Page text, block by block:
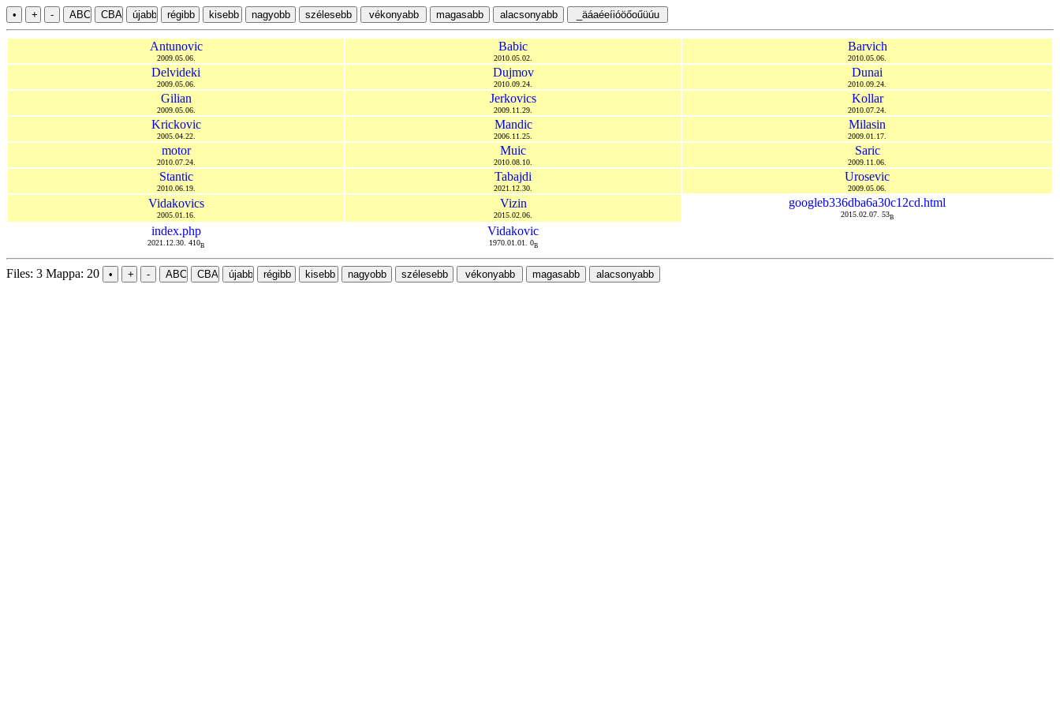
Antunovic
2009.05.06.
Babic
2010.05.02.
Barvich
2010.05.06.
Delvideki
2009.05.06.
Dujmov
2010.09.24.
Dunai
2010.09.24.
Gilian
2009.05.06.
Jerkovics
2009.11.29.
Kollar
2010.07.24.
Krickovic
2005.04.22.
Mandic
2006.11.25.
Milasin
2009.01.17.
motor
2010.07.24.
Muic
2010.08.10.
Saric
2009.11.06.
Stantic
2010.06.19.
Tabajdi
2021.12.30.
Urosevic
2009.05.06.
Vidakovics
2005.01.16.
Vizin
2015.02.06.
googleb336dba6a30c12cd.html
2015.02.07. 53B
index.php
2021.12.30. 410B
Vidakovic
1970.01.01. 0B
Files: 3 Mappa: 20